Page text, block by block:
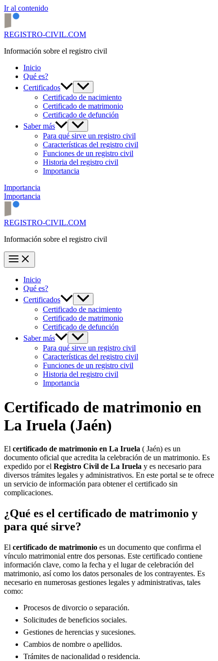
Ir al contenido
REGISTRO-CIVIL.COM
Información sobre el registro civil
Inicio
Qué es?
Certificados
Certificado de nacimiento
Certificado de matrimonio
Certificado de defunción
Saber más
Para qué sirve un registro civil
Características del registro civil
Funciones de un registro civil
Historia del registro civil
Importancia
Importancia
Importancia
REGISTRO-CIVIL.COM
Información sobre el registro civil
Inicio
Qué es?
Certificados
Certificado de nacimiento
Certificado de matrimonio
Certificado de defunción
Saber más
Para qué sirve un registro civil
Características del registro civil
Funciones de un registro civil
Historia del registro civil
Importancia
Certificado de matrimonio en
La Iruela (Jaén)
El certificado de matrimonio en La Iruela ( Jaén) es un
documento oficial que acredita la celebración de un matrimonio. Es
expedido por el Registro Civil de La Iruela y es necesario para
diversos trámites legales y administrativos. En este portal se te ofrece
un servicio de información para obtener el certificado sin
complicaciones.
¿Qué es el certificado de matrimonio y
para qué sirve?
El certificado de matrimonio es un documento que confirma el
vínculo matrimonial entre dos personas. Este certificado contiene
información clave, como la fecha y el lugar de celebración del
matrimonio, así como los datos personales de los contrayentes. Es
necesario en numerosas gestiones legales y administrativas, tales
como:
Procesos de divorcio o separación.
Solicitudes de beneficios sociales.
Gestiones de herencias y sucesiones.
Cambios de nombre o apellidos.
Trámites de nacionalidad o residencia.